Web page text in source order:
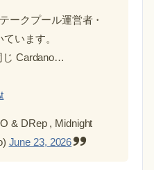
ークプール運営者・
います。
じ Cardano…
& DRep , Midnight
June 23, 2026